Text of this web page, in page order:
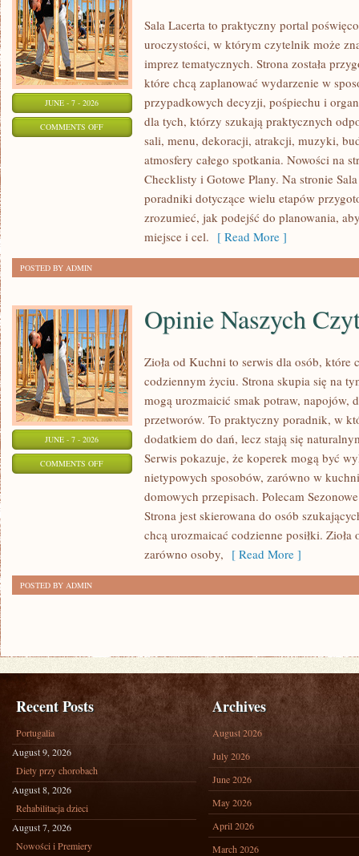
JUNE - 7 - 2026
COMMENTS OFFON
CHECKLISTY
Sala Lacerta to praktyczny portal
uroczystości, w którym czytelnik może
imprez tematycznych. Strona została
które chcą zaplanować wydarzenie w
przypadkowych decyzji, pośpiechu i
dla tych, którzy szukają praktycznych
sali, menu, dekoracji, atrakcji, muzyki,
atmosfery całego spotkania. Nowości na
Checklisty i Gotowe Plany. Na stronie
poradniki dotyczące wielu etapów
zrozumieć, jak podejść do planowania,
miejsce i cel. [ Read More ]
POSTED BY ADMIN
JUNE - 7 - 2026
COMMENTS OFFON
CZYTELNIKÓW
Opinie Naszych
Zioła od Kuchni to serwis dla osób, które
codziennym życiu. Strona skupia się na
mogą urozmaicić smak potraw, napojów,
przetworów. To praktyczny poradnik, w
dodatkiem do dań, lecz stają się
Serwis pokazuje, że koperek mogą być
nietypowych sposobów, zarówno w
domowych przepisach. Polecam
Strona jest skierowana do osób
chcą urozmaicać codzienne posiłki.
zarówno osoby, [ Read More ]
POSTED BY ADMIN
Recent Posts
Portugalia
August 9, 2026
Diety przy chorobach
August 8, 2026
Rehabilitacja dzieci
August 7, 2026
Nowości i Premiery
Archives
August 2026
July 2026
June 2026
May 2026
April 2026
March 2026